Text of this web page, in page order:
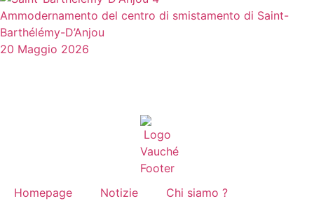
Ammodernamento del centro di smistamento di Saint-
Barthélémy-D’Anjou
20 Maggio 2026
Homepage Notizie Chi siamo ?